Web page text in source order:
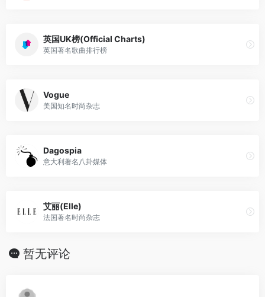
英国UK榜(Official Charts)
英国著名歌曲排行榜
Vogue
美国知名时尚杂志
Dagospia
意大利著名八卦媒体
艾丽(Elle)
法国著名时尚杂志
暂无评论